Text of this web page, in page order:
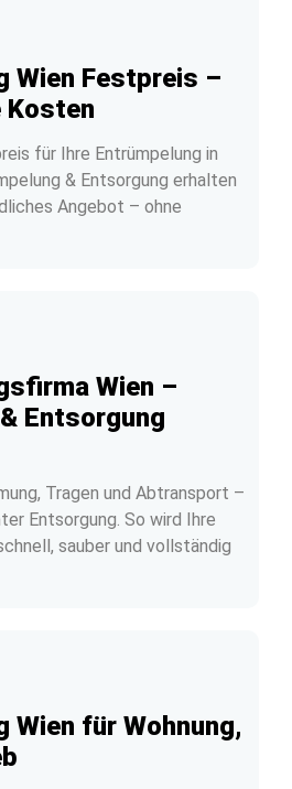
Wien Festpreis –
für Ihre Entrümpelung in
& Entsorgung erhalten
Angebot – ohne
Wien –
Entsorgung
Tragen und Abtransport –
Entsorgung. So wird Ihre
sauber und vollständig
Wien für Wohnung,